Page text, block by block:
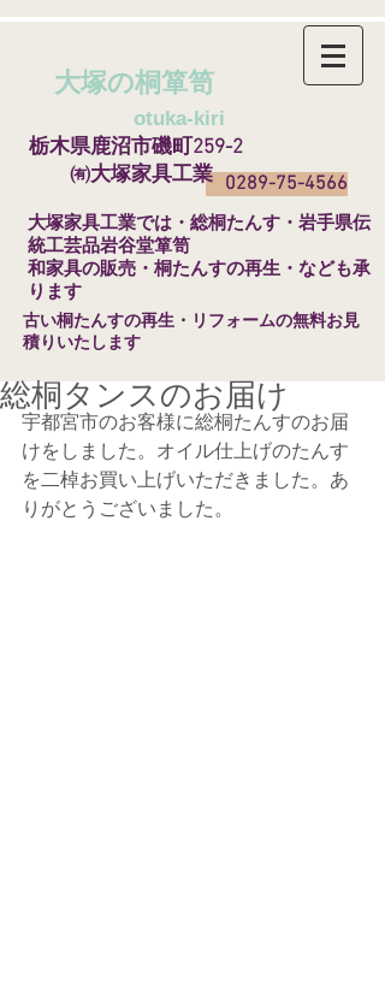
大塚の桐箪笥
otuka-kiri
0289-75-4566
栃木県鹿沼市磯町259-2
㈲大塚家具工業
​大塚家具工業では・総桐たんす・岩手県伝
統工芸品岩谷堂箪笥
和家具の販売・桐たんすの再生・なども承
ります
​古い桐たんすの再生・リフォームの無料お見
積りいたします
総桐タンスのお届け
宇都宮市のお客様に総桐たんすのお届
けをしました。オイル仕上げのたんす
を二棹お買い上げいただきました。あ
りがとうございました。